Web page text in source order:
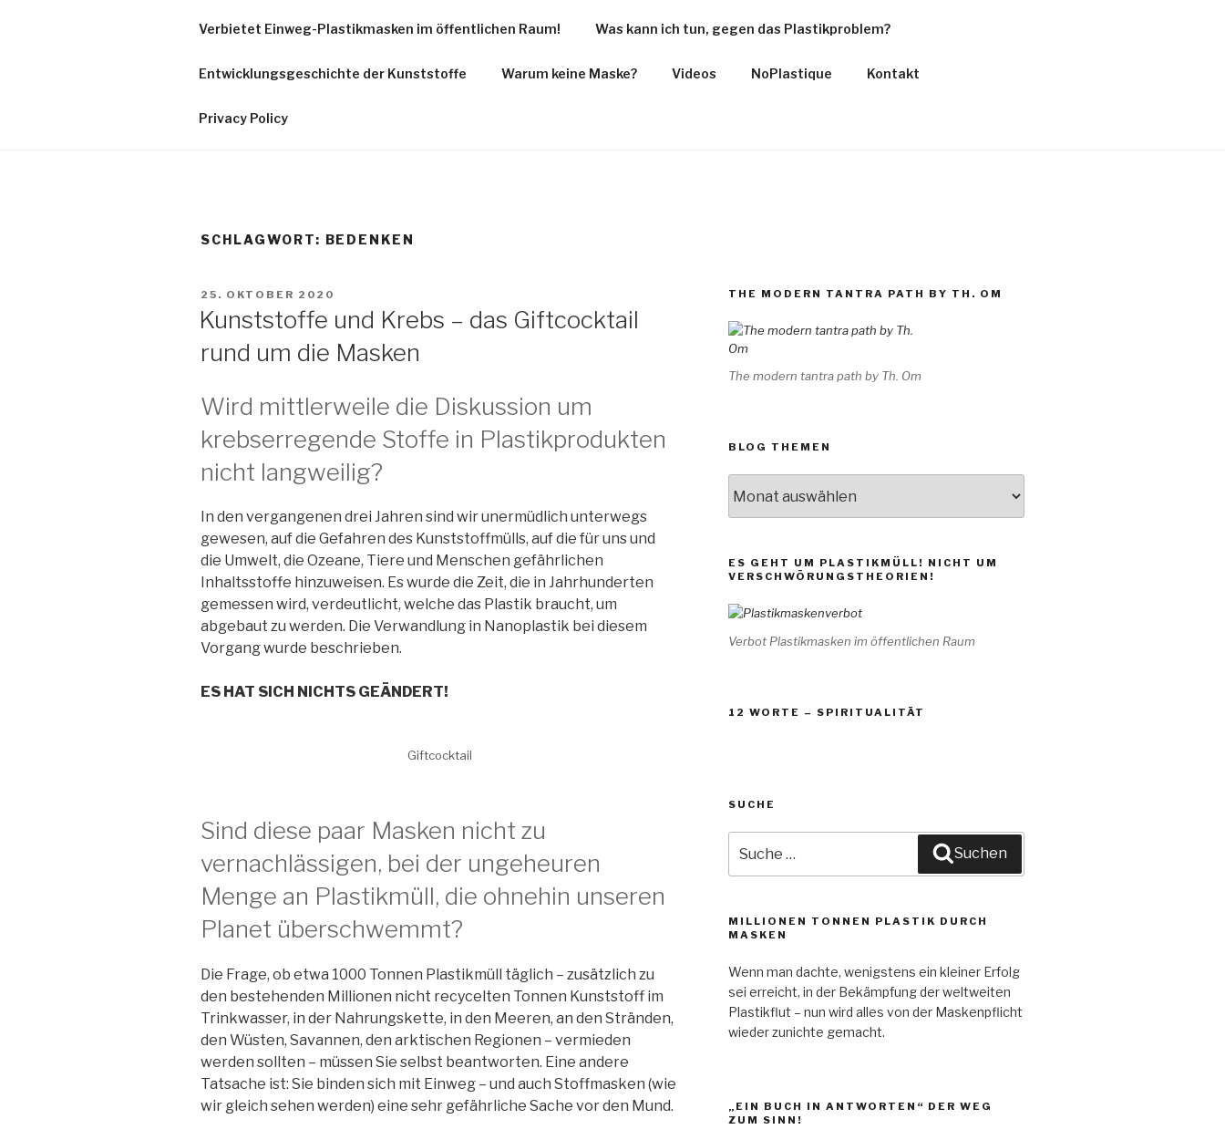
NOPLASTIQUE.DE
Verbietet Einweg-Plastikmasken im öffentlichen Raum! Was kann ich tun, gegen das Plastikproblem?
Entwicklungsgeschichte der Kunststoffe Warum keine Maske? Videos NoPlastique Kontakt
Privacy Policy
SCHLAGWORT: BEDENKEN
VERÖFFENTLICHT
AM
25. OKTOBER 2020
Kunststoffe und Krebs – das Giftcocktail
rund um die Masken
Wird mittlerweile die Diskussion um
krebserregende Stoffe in Plastikprodukten
nicht langweilig?
In den vergangenen drei Jahren sind wir unermüdlich unterwegs
gewesen, auf die Gefahren des Kunststoffmülls, auf die für uns und
die Umwelt, die Ozeane, Tiere und Menschen gefährlichen
Inhaltsstoffe hinzuweisen. Es wurde die Zeit, die in Jahrhunderten
gemessen wird, verdeutlicht, welche das Plastik braucht, um
abgebaut zu werden. Die Verwandlung in Nanoplastik bei diesem
Vorgang wurde beschrieben.
ES HAT SICH NICHTS GEÄNDERT!
Giftcocktail
Sind diese paar Masken nicht zu
vernachlässigen, bei der ungeheuren
Menge an Plastikmüll, die ohnehin unseren
Planet überschwemmt?
Die Frage, ob etwa 1000 Tonnen Plastikmüll täglich – zusätzlich zu
den bestehenden Millionen nicht recycelten Tonnen Kunststoff im
Trinkwasser, in der Nahrungskette, in den Meeren, an den Stränden,
den Wüsten, Savannen, den arktischen Regionen – vermieden
werden sollten – müssen Sie selbst beantworten. Eine andere
Tatsache ist: Sie binden sich mit Einweg – und auch Stoffmasken (wie
wir gleich sehen werden) eine sehr gefährliche Sache vor den Mund.
THE MODERN TANTRA PATH BY TH. OM
The modern tantra path by Th. Om
BLOG THEMEN
THEMEN
ES GEHT UM PLASTIKMÜLL! NICHT UM
VERSCHWÖRUNGSTHEORIEN!
Verbot Plastikmasken im öffentlichen Raum
12 WORTE – SPIRITUALITÄT
SUCHE
nach:
Suchen
MILLIONEN TONNEN PLASTIK DURCH
MASKEN
Wenn man dachte, wenigstens ein kleiner Erfolg
sei erreicht, in der Bekämpfung der weltweiten
Plastikflut – nun wird alles von der Maskenpflicht
wieder zunichte gemacht.
„EIN BUCH IN ANTWORTEN“ DER WEG
ZUM SINN!